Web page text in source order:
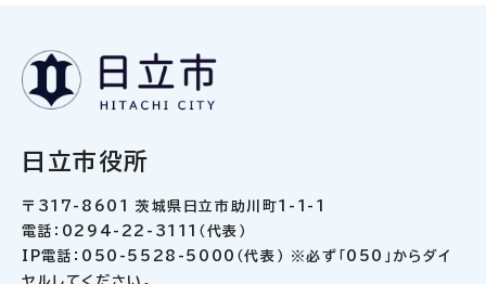
日立市役所
〒317-8601 茨城県日立市助川町1-1-1
電話：0294-22-3111（代表）
IP電話：050-5528-5000（代表） ※必ず「050」からダイ